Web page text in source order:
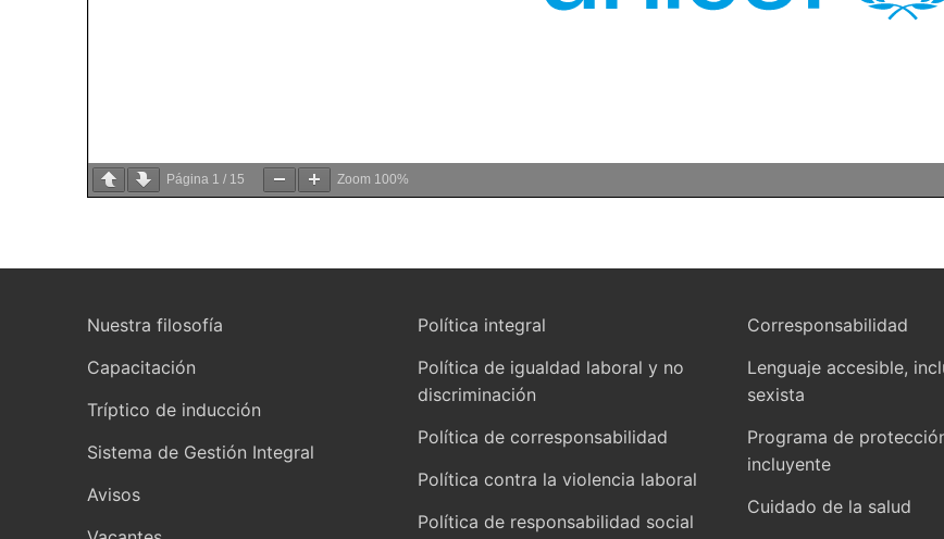
Página 1 / 15 Zoom 100%
Nuestra filosofía
Capacitación
Tríptico de inducción
Sistema de Gestión Integral
Avisos
Política integral
Política de igualdad laboral y no
discriminación
Política de corresponsabilidad
Política contra la violencia laboral
Política de responsabilidad social
Corresponsabilidad
Lenguaje accesible,
sexista
Programa de
incluyente
Cuidado de la salud